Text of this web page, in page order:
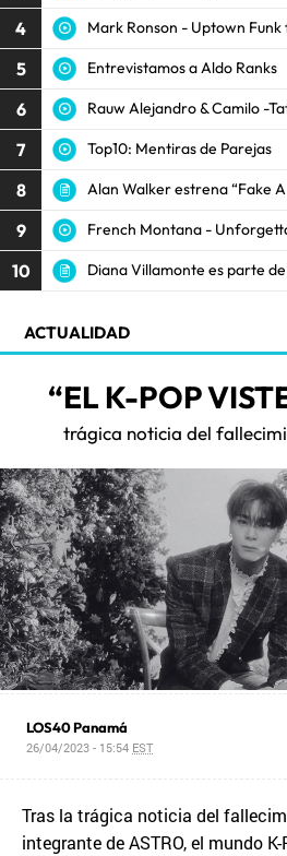
4 Mark Ronson - Uptown
5 Entrevistamos a Aldo Ranks
6 Rauw Alejandro & Camilo -
7 Top10: Mentiras de Parejas
8 Alan Walker estrena “Fake A
9 French Montana -
10 Diana Villamonte es parte
ACTUALIDAD
“EL K-POP
trágica noticia del
LOS40 Panamá
26/04/2023 - 15:54 EST
Tras la trágica noticia del
integrante de ASTRO, el mundo